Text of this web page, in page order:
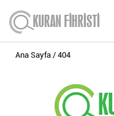
Ana Sayfa 404